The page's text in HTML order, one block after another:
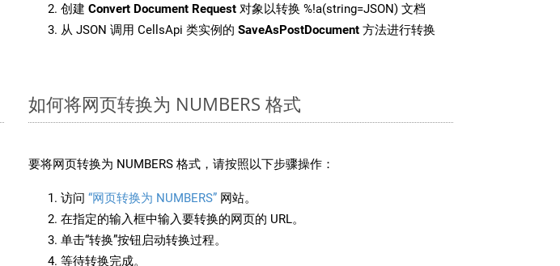
创建 Convert Document Request 对象以转换 %!a(string=JSON) 文档
从 JSON 调用 CellsApi 类实例的 SaveAsPostDocument 方法进行转换
如何将网页转换为 NUMBERS 格式
要将网页转换为 NUMBERS 格式，请按照以下步骤操作：
访问 “网页转换为 NUMBERS” 网站。
在指定的输入框中输入要转换的网页的 URL。
单击“转换”按钮启动转换过程。
等待转换完成。